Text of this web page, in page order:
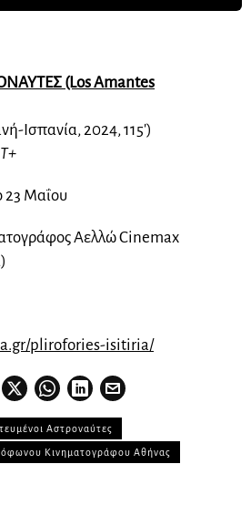
(Los Amantes
Ισπανία, 2024, 115′)
23 Μαΐου
Αελλώ Cinemax
plirofories-isitiria/
Αστροναύτες
Κινηματογράφου Αθήνας